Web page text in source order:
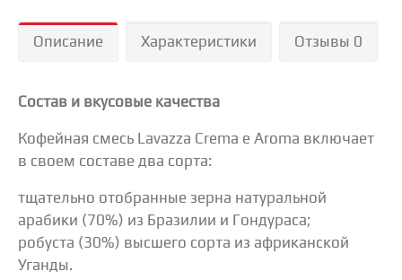
Описание Характеристики Отзывы 0
Состав и вкусовые качества
Кофейная смесь Lavazza Crema e Aroma включает
в своем составе два сорта:
тщательно отобранные зерна натуральной
арабики (70%) из Бразилии и Гондураса;
робуста (30%) высшего сорта из африканской
Уганды.